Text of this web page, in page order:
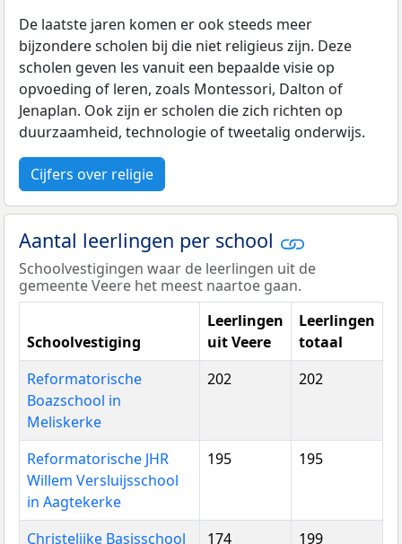
De laatste jaren komen er ook steeds meer
bijzondere scholen bij die niet religieus zijn. Deze
scholen geven les vanuit een bepaalde visie op
opvoeding of leren, zoals Montessori, Dalton of
Jenaplan. Ook zijn er scholen die zich richten op
duurzaamheid, technologie of tweetalig onderwijs.
Cijfers over religie
Aantal leerlingen per school
Schoolvestigingen waar de leerlingen uit de
gemeente Veere het meest naartoe gaan.
Schoolvestiging
Leerlingen
uit Veere
Leerlingen
totaal
Reformatorische
Boazschool in
Meliskerke
202 202
Reformatorische JHR
Willem Versluijsschool
in Aagtekerke
195 195
Christelijke Basisschool
174 199